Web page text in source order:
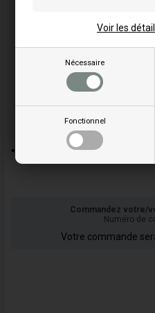
Nécessaire
Fonctionnel
Voir les
"Câble de frein moteur
Commandez votre/
Numéro de
Votre commande